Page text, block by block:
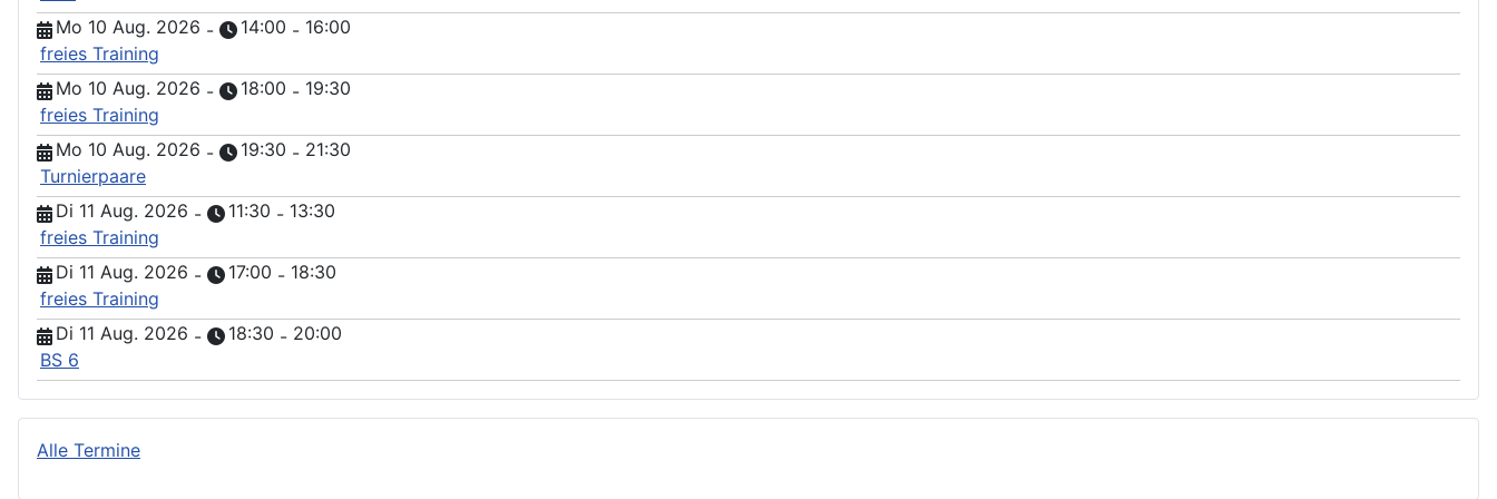
Mo 10 Aug. 2026 - 14:00 - 16:00
freies Training
Mo 10 Aug. 2026 - 18:00 - 19:30
freies Training
Mo 10 Aug. 2026 - 19:30 - 21:30
Turnierpaare
Di 11 Aug. 2026 - 11:30 - 13:30
freies Training
Di 11 Aug. 2026 - 17:00 - 18:30
freies Training
Di 11 Aug. 2026 - 18:30 - 20:00
BS 6
Alle Termine